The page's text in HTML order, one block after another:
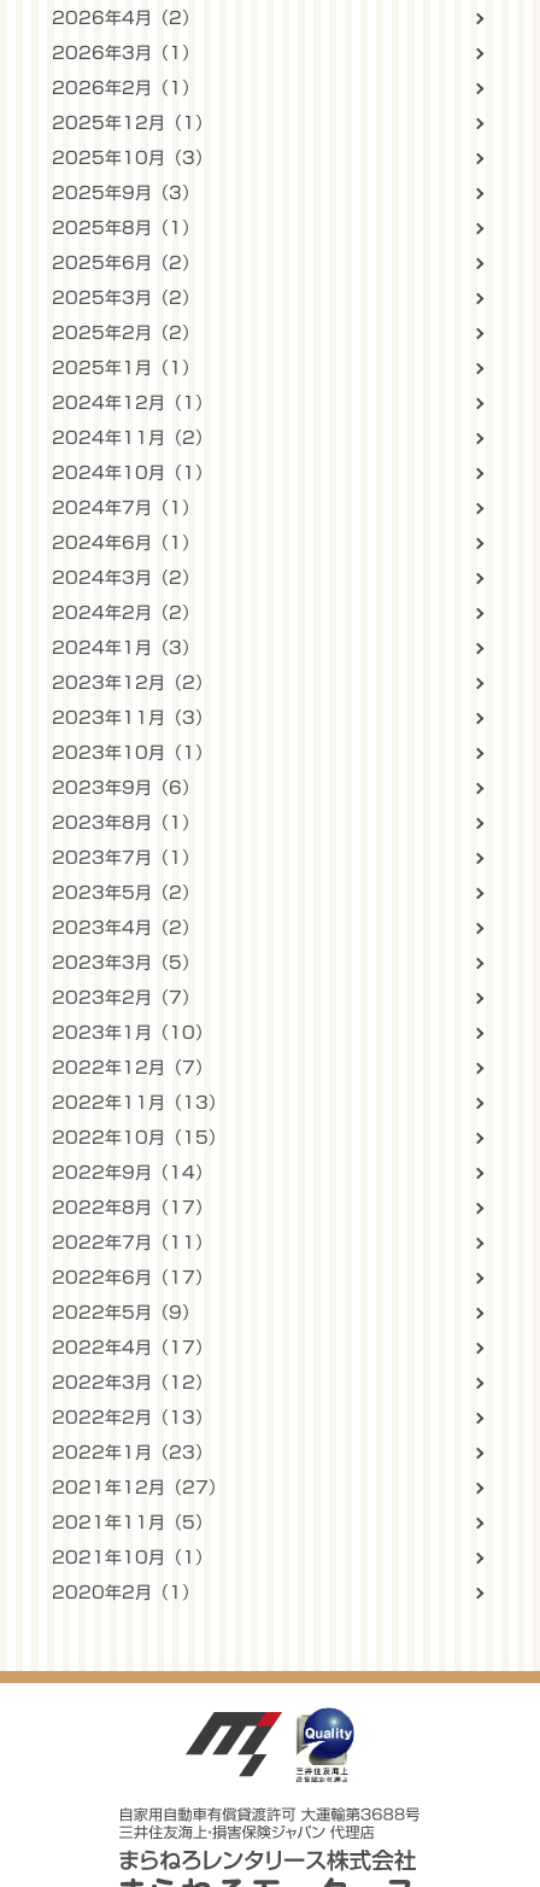
2026年4月（2）
2026年3月（1）
2026年2月（1）
2025年12月（1）
2025年10月（3）
2025年9月（3）
2025年8月（1）
2025年6月（2）
2025年3月（2）
2025年2月（2）
2025年1月（1）
2024年12月（1）
2024年11月（2）
2024年10月（1）
2024年7月（1）
2024年6月（1）
2024年3月（2）
2024年2月（2）
2024年1月（3）
2023年12月（2）
2023年11月（3）
2023年10月（1）
2023年9月（6）
2023年8月（1）
2023年7月（1）
2023年5月（2）
2023年4月（2）
2023年3月（5）
2023年2月（7）
2023年1月（10）
2022年12月（7）
2022年11月（13）
2022年10月（15）
2022年9月（14）
2022年8月（17）
2022年7月（11）
2022年6月（17）
2022年5月（9）
2022年4月（17）
2022年3月（12）
2022年2月（13）
2022年1月（23）
2021年12月（27）
2021年11月（5）
2021年10月（1）
2020年2月（1）